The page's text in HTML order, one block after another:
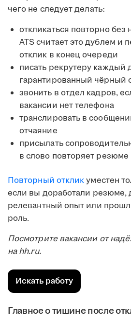
чего не следует делать:
откликаться повторно
ATS считает это дублем и
отклик в конец очереди
писать рекрутеру каждый
гарантированный чёрный
звонить в отдел кадров,
вакансии нет телефона
транслировать в
отчаяние
присылать
в слово повторяет резюме
Повторный откликуместен
если вы доработали резюме,
релевантный опыт или
роль.
Посмотрите вакансии от
на hh.ru.
Искать работу
Главное о тишине после